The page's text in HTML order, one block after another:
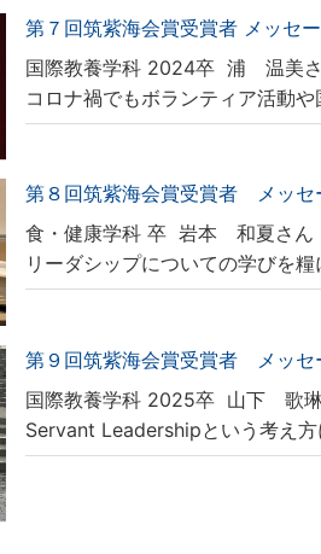
第７回筑紫海会賞受賞者 メッセ
国際教養学科 2024卒 浦 温美
コロナ禍でもボランティア活動
第８回筑紫海会賞受賞者 メッセ
食・健康学科 卒 岩本 和夏さん
リーダシップについての学びを
第９回筑紫海会賞受賞者 メッセ
国際教養学科 2025卒 山下 歌
Servant Leadershipという考え方